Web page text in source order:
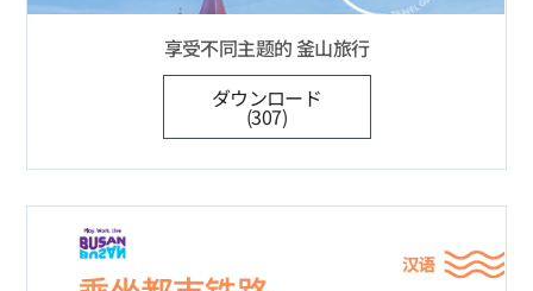
享受不同主题的 釜山旅行
ダウンロード
(307)